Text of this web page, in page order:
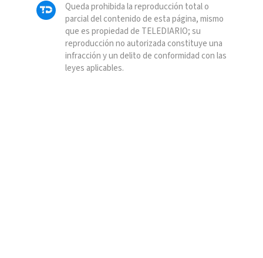
Queda prohibida la reproducción total o
parcial del contenido de esta página, mismo
que es propiedad de TELEDIARIO; su
reproducción no autorizada constituye una
infracción y un delito de conformidad con las
leyes aplicables.